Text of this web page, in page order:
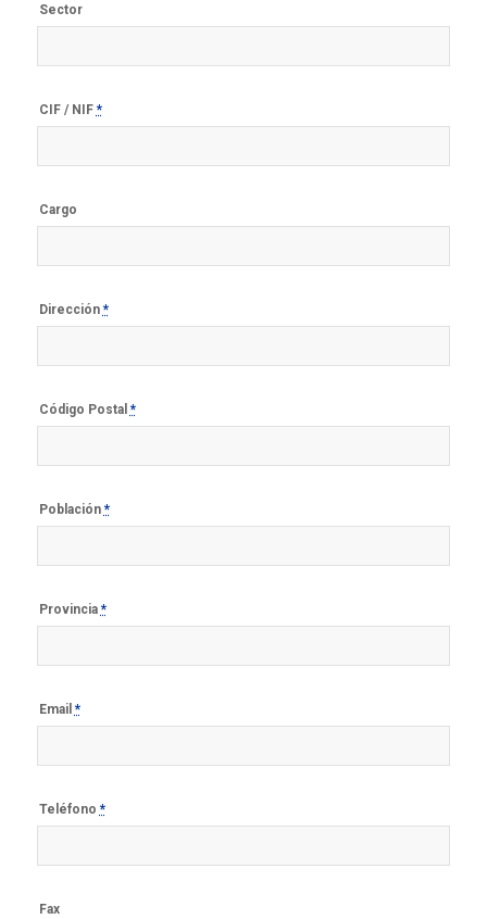
Sector
CIF / NIF *
Cargo
Dirección *
Código Postal *
Población *
Provincia *
Email *
Teléfono *
Fax